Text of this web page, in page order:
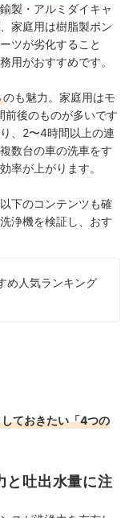
製・アルミダイキャ
家庭用は樹脂製ポン
ツが劣化すること
用がおすすめです。
のも魅力。家庭用はモ
前後のものが多いです
、2〜4時間以上の連
数台の車の洗車をす
率が上がります。
下のコンテンツも確
浄機を検証し、おす
め人気ランキング
ておきたい「4つの
と吐出水量に注